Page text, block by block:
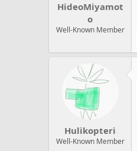
HideoMiyamot
o
Well-Known Member
Hulikopteri
Well-Known Member